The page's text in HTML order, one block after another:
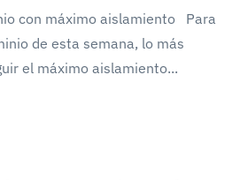
con máximo aislamiento Para
de esta semana, lo más
el máximo aislamiento...